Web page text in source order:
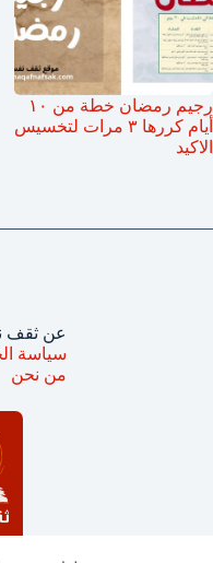
رجيم رمضان خطة من ١٠
أيام كررها ٣ مرات لتخسيس
الاكيد
عن ثقف
سياسة
من نحن